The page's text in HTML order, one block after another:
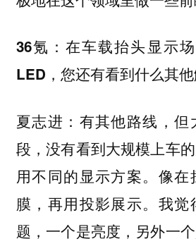
36氪：在车载抬头显示
LED，您还有看到什么其
夏志进：有其他路线，但
段，没有看到大规模上车
用不同的显示方案。像
膜，再用投影展示。我觉
题，一个是亮度，另外一